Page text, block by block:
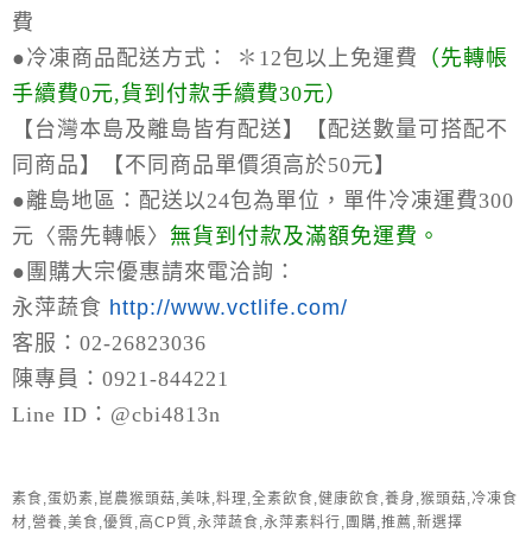
費
●冷凍商品配送方式：
✽12包以上免運費 （先轉帳
手續費0元,貨到付款手續費30元）
【台灣本島及離島皆有配送】【配送數量可搭配不
同商品】【不同商品單價須高於50元】
●離島地區： 配送以24包為單位，單件冷凍運費300
元〈需先轉帳〉 無貨到付款及滿額免運費。
● 團購大宗優惠請來電洽詢：
永萍蔬食 http://www.vctlife.com/
客服：02-26823036
陳專員：0921-844221
Line ID：@cbi4813n
素食,蛋奶素,崑農猴頭菇,美味,料理,全素飲食,健康飲食,養身,猴頭菇,冷凍食
材,營養,美食,優質,高CP質,永萍蔬食,永萍素料行,團購,推薦,新選擇